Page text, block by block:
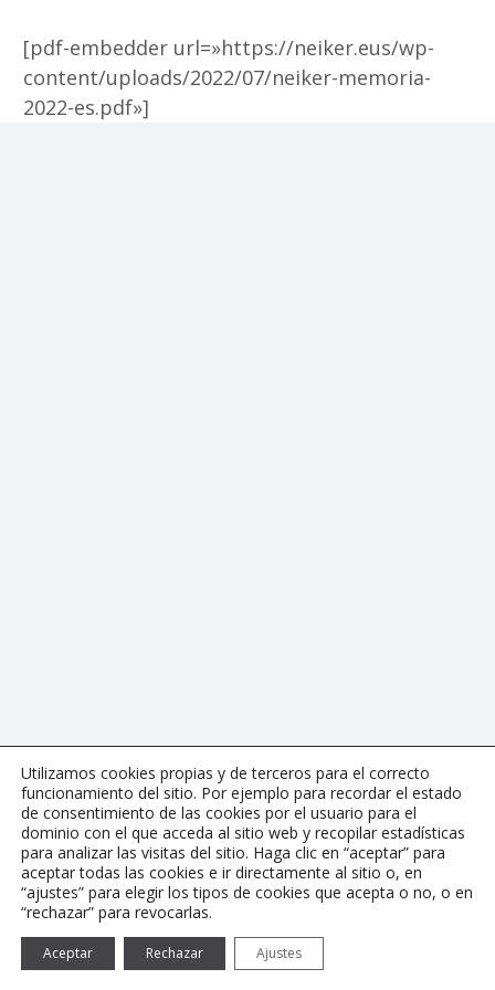
[pdf-embedder url=»https://neiker.eus/wp-
content/uploads/2022/07/neiker-memoria-
2022-es.pdf»]
Utilizamos cookies propias y de terceros para el correcto
funcionamiento del sitio. Por ejemplo para recordar el estado
de consentimiento de las cookies por el usuario para el
dominio con el que acceda al sitio web y recopilar estadísticas
para analizar las visitas del sitio. Haga clic en “aceptar” para
aceptar todas las cookies e ir directamente al sitio o, en
“ajustes” para elegir los tipos de cookies que acepta o no, o en
“rechazar” para revocarlas.
Aceptar Rechazar Ajustes